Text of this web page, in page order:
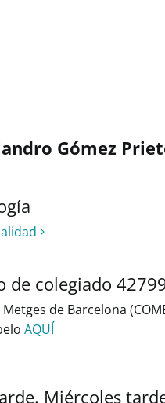
Gómez
de colegiado
Metges de Barcelona
AQUÍ
Miércoles